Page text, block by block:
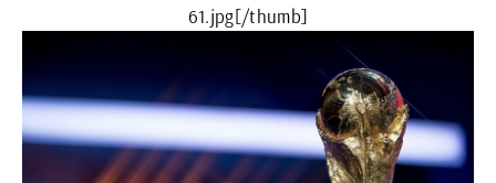
61.jpg[/thumb]